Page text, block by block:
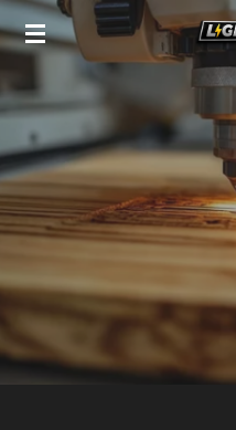
Ga
direct
de
hoofdinhoud